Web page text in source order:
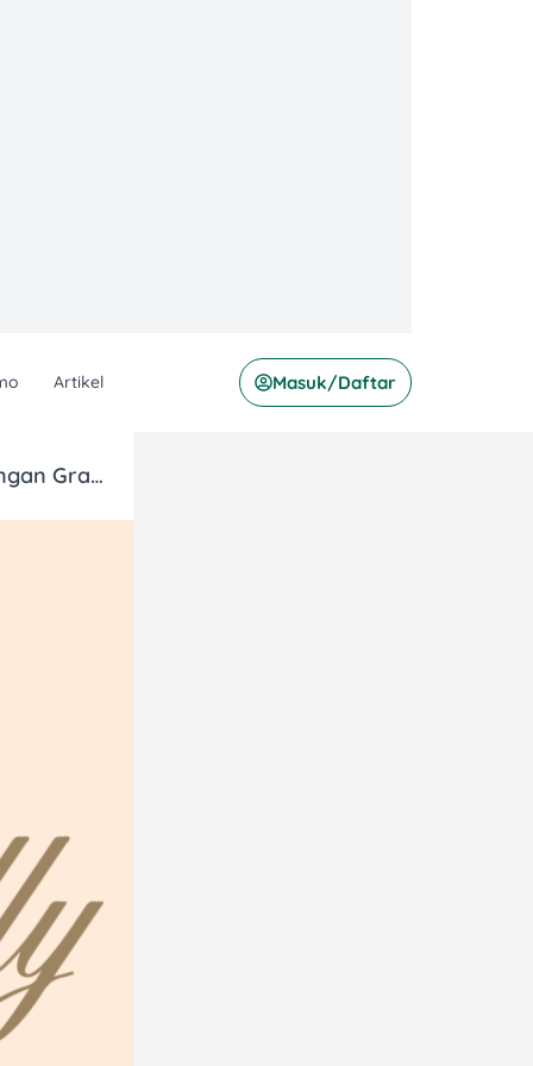
Artikel Masuk/Daftar
Oma Elly Kitchen 20% Off Total Bill dengan Grab Dine Out